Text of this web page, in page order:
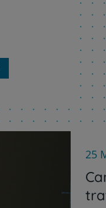
25